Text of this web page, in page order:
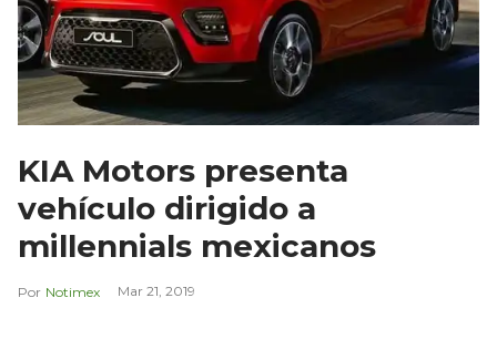
KIA Motors presenta
vehículo dirigido a
millennials mexicanos
Notimex Mar 21, 2019